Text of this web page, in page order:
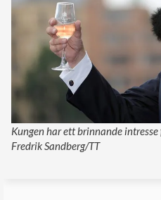
Kungen har ett brinnande
Fredrik Sandberg/TT